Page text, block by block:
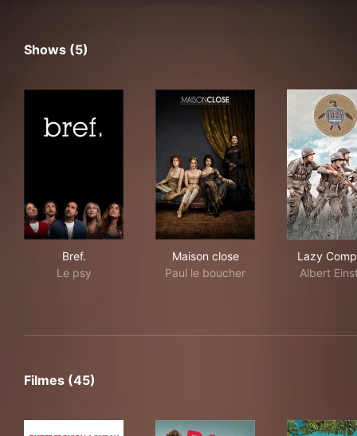
Shows (5)
Bref.
Le psy
Maison close
Paul le boucher
Lazy
Albert
Filmes (45)